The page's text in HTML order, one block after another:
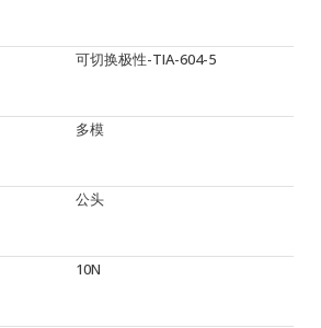
可切换极性-TIA-604-5
多模
公头
10N